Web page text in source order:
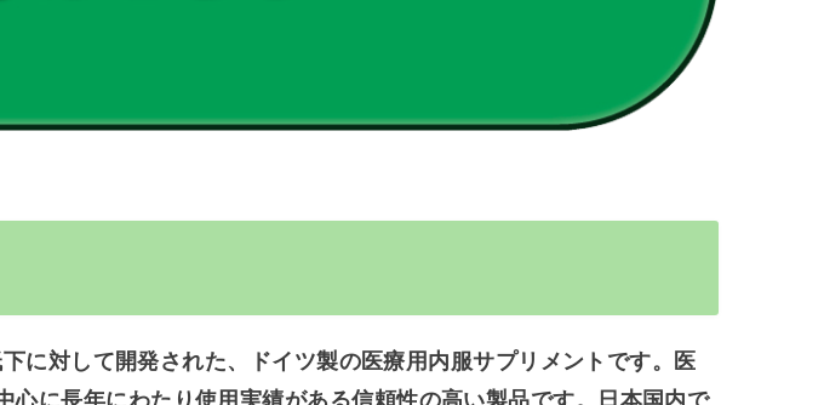
に対して開発された、ドイツ製の医療用内服サプリメント です。医